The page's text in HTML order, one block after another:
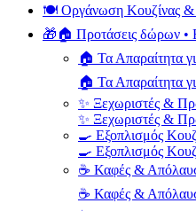
🍽️ Οργάνωση Κουζίνας &
🎁🏠 Προτάσεις δώρων •
🏠 Τα Απαραίτητα
🏠 Τα Απαραίτητα
✨ Ξεχωριστές &
✨ Ξεχωριστές &
🍳 Εξοπλισμός
🍳 Εξοπλισμός
☕ Καφές &
☕ Καφές &